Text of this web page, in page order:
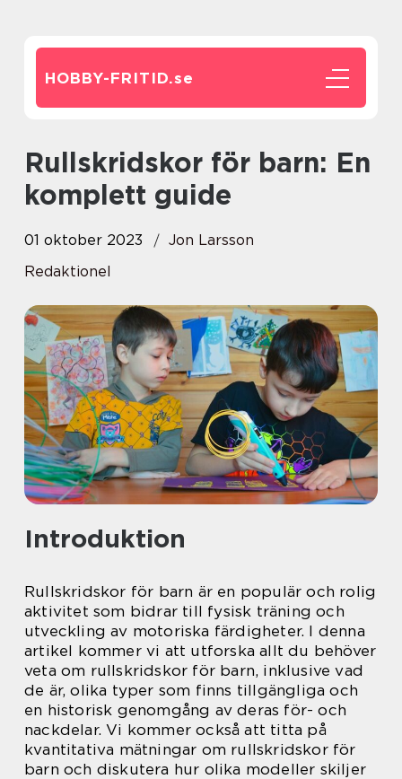
HOBBY-FRITID.se
Rullskridskor för barn: En
komplett guide
01 oktober 2023
Jon Larsson
Redaktionel
Introduktion
Rullskridskor för barn är en populär och rolig
aktivitet som bidrar till fysisk träning och
utveckling av motoriska färdigheter. I denna
artikel kommer vi att utforska allt du behöver
veta om rullskridskor för barn, inklusive vad
de är, olika typer som finns tillgängliga och
en historisk genomgång av deras för- och
nackdelar. Vi kommer också att titta på
kvantitativa mätningar om rullskridskor för
barn och diskutera hur olika modeller skiljer